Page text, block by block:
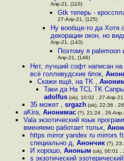
Апр-21, (110)
Gtk теперь -
27-Апр-21, (125)
Ну вообще-то да Хотя
декорации окон, но
Апр-21, (143)
Поэтому я palemoon
Апр-21, (146)
Нет, лучший софт написан
всё голливудские блок,
Скажи ещё, на TK ,
Таки да На TCL TK
adolfus(ok), 10:02 , 27-Апр-
35 может ,srgazh (ok), 22:36 ,
aKira, Анонимас(?), 21:24 , 26-
Vala экзотический язык
вменяемо работает тольк,
https mirror yandex ru mirrors
специально д,Анончик (?),
И хорошо,Аноным (ok), 00:01 ,
s экзотический эзотерический